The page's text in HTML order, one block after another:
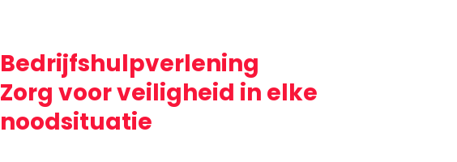
Bedrijfshulpverlening
Zorg voor veiligheid in elke
noodsituatie